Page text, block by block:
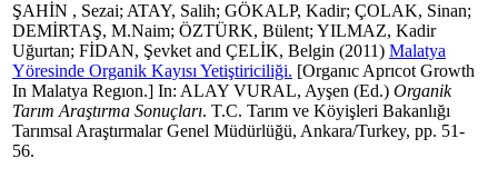
ŞAHİN , Sezai; ATAY, Salih; GÖKALP, Kadir; ÇOLAK, Sinan;
DEMİRTAŞ, M.Naim; ÖZTÜRK, Bülent; YILMAZ, Kadir
Uğurtan; FİDAN, Şevket and ÇELİK, Belgin (2011) Malatya
Yöresinde Organik Kayısı Yetiştiriciliği. [Organıc Aprıcot Growth
In Malatya Regıon.] In: ALAY VURAL, Ayşen (Ed.) Organik
Tarım Araştırma Sonuçları. T.C. Tarım ve Köyişleri Bakanlığı
Tarımsal Araştırmalar Genel Müdürlüğü, Ankara/Turkey, pp. 51-
56.